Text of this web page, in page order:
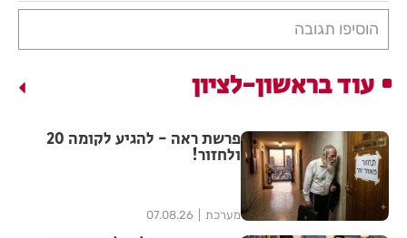
הוסיפו תגובה
עוד בראשון-לציון
פרשת ראה - להגיע לקומה 20
ולחזור!
מערכת 07.08.26